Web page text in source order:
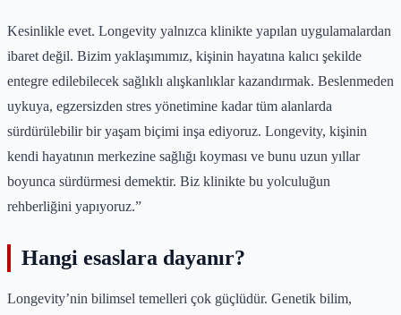
Kesinlikle evet. Longevity yalnızca klinikte yapılan uygulamalardan
ibaret değil. Bizim yaklaşımımız, kişinin hayatına kalıcı şekilde
entegre edilebilecek sağlıklı alışkanlıklar kazandırmak. Beslenmeden
uykuya, egzersizden stres yönetimine kadar tüm alanlarda
sürdürülebilir bir yaşam biçimi inşa ediyoruz. Longevity, kişinin
kendi hayatının merkezine sağlığı koyması ve bunu uzun yıllar
boyunca sürdürmesi demektir. Biz klinikte bu yolculuğun
rehberliğini yapıyoruz.”
Hangi esaslara dayanır?
Longevity’nin bilimsel temelleri çok güçlüdür. Genetik bilim,